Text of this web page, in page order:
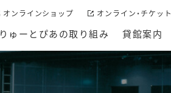
りゅーとぴあの取り組み 貸館案内
オンラインショップ オンライン・チケット